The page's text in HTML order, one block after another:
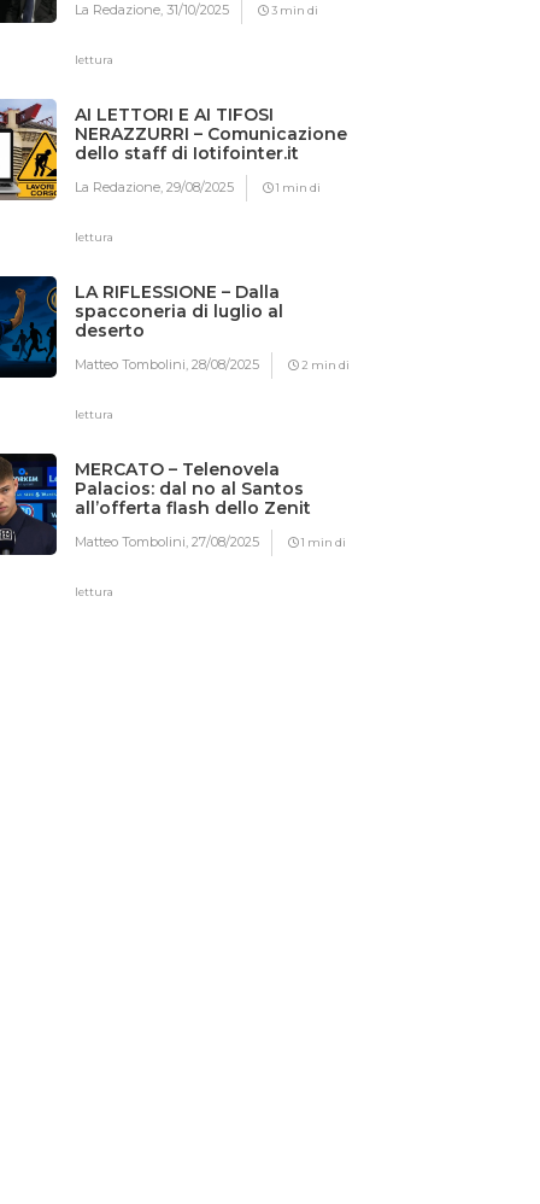
La Redazione,31/10/2025 3 min di
lettura
AI LETTORI E AI TIFOSI
NERAZZURRI – Comunicazione
dello staff di Iotifointer.it
La Redazione,29/08/2025 1 min di
lettura
LA RIFLESSIONE – Dalla
spacconeria di luglio al
deserto
Matteo Tombolini,28/08/2025 2 min di
lettura
MERCATO – Telenovela
Palacios: dal no al Santos
all’offerta flash dello Zenit
Matteo Tombolini,27/08/2025 1 min di
lettura